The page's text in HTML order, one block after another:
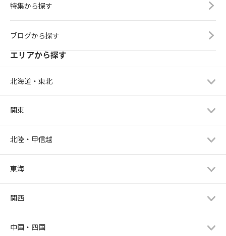
特集から探す
ブログから探す
エリアから探す
北海道・東北
関東
北陸・甲信越
東海
関西
中国・四国